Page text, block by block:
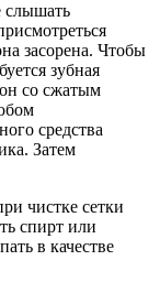
слышать
засорена. Чтобы
зубная
со сжатым
средства
Затем
чистке сетки
спирт или
в качестве